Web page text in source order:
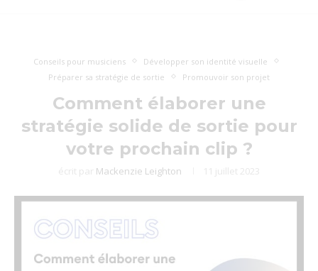
Conseils pour musiciens
Développer son identité visuelle
Préparer sa stratégie de sortie
Promouvoir son projet
Comment élaborer une
stratégie solide de sortie pour
votre prochain clip ?
écrit par Mackenzie Leighton 11 juillet 2023